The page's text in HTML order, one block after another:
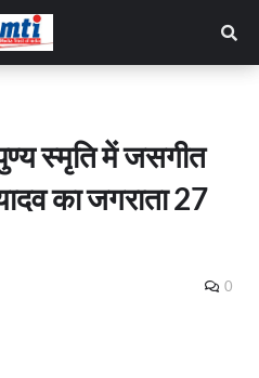
स्मृति में जसगीत
का जगराता 27
0